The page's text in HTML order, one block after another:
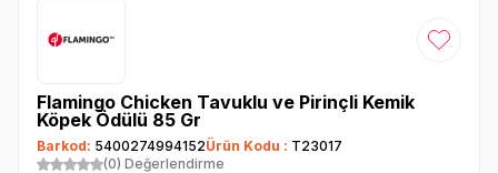
Favoriye
Flamingo Chicken Tavuklu ve Pirinçli Kemik
Köpek Ödülü 85 Gr
Barkod: 5400274994152Ürün Kodu : T23017
(0) Değerlendirme